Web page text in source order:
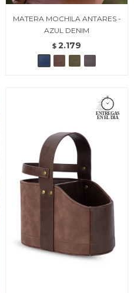
MATERA MOCHILA ANTARES -
AZUL DENIM
$ 2.179